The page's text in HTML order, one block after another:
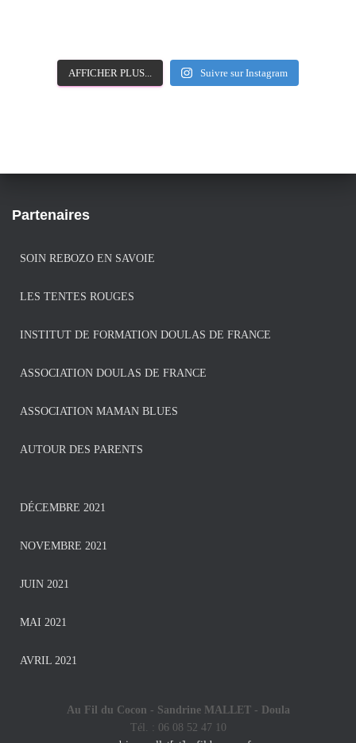
AFFICHER PLUS... Suivre sur Instagram
Partenaires
SOIN REBOZO EN SAVOIE
LES TENTES ROUGES
INSTITUT DE FORMATION DOULAS DE FRANCE
ASSOCIATION DOULAS DE FRANCE
ASSOCIATION MAMAN BLUES
AUTOUR DES PARENTS
DÉCEMBRE 2021
NOVEMBRE 2021
JUIN 2021
MAI 2021
AVRIL 2021
Au Fil du Cocon - Sandrine MALLET - Doula
Tél. : 06 08 52 47 10